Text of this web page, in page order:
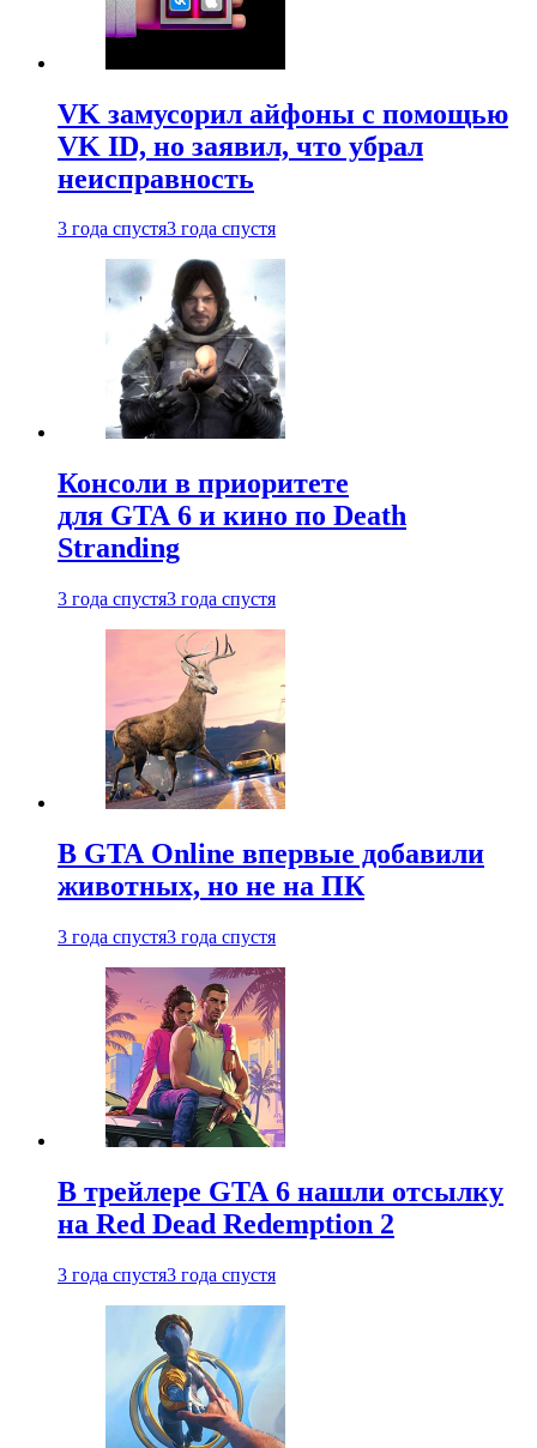
VK замусорил айфоны с помощью
VK ID, но заявил, что убрал
неисправность
3 года спустя3 года спустя
Консоли в приоритете
для GTA 6 и кино по Death
Stranding
3 года спустя3 года спустя
В GTA Online впервые добавили
животных, но не на ПК
3 года спустя3 года спустя
В трейлере GTA 6 нашли отсылку
на Red Dead Redemption 2
3 года спустя3 года спустя